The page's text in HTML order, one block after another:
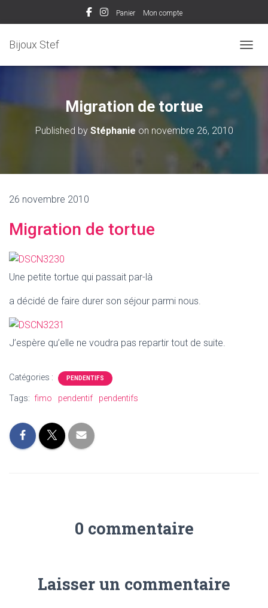
Panier Mon compte
Bijoux Stef
Migration de tortue
Published by Stéphanie on novembre 26, 2010
26 novembre 2010
Migration de tortue
Une petite tortue qui passait par-là
a décidé de faire durer son séjour parmi nous.
J’espère qu’elle ne voudra pas repartir tout de suite.
Catégories : PENDENTIFS
Tags: fimo pendentif pendentifs
0 commentaire
Laisser un commentaire